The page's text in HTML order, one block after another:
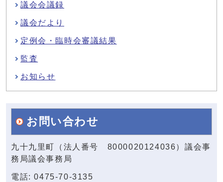
議会会議録
議会だより
定例会・臨時会審議結果
監査
お知らせ
お問い合わせ
九十九里町（法人番号 8000020124036）議会事
務局議会事務局
電話: 0475-70-3135